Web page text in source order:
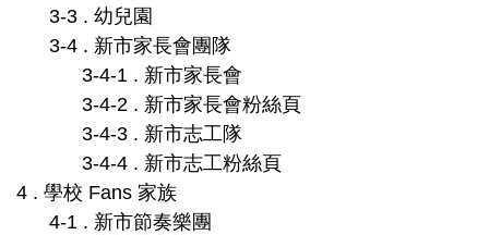
3-3 . 幼兒園
3-4 . 新市家長會團隊
3-4-1 . 新市家長會
3-4-2 . 新市家長會粉絲頁
3-4-3 . 新市志工隊
3-4-4 . 新市志工粉絲頁
4 . 學校 Fans 家族
4-1 . 新市節奏樂團